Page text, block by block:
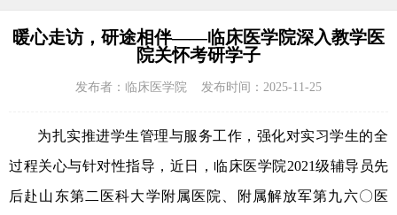
暖心走访，研途相伴——临床医学院深入教学医
院关怀考研学子
发布者：临床医学院 发布时间：2025-11-25
为扎实推进学生管理与服务工作，强化对实习学生的全
过程关心与针对性指导，近日，临床医学院2021级辅导员先
后赴山东第二医科大学附属医院、附属解放军第九六〇医